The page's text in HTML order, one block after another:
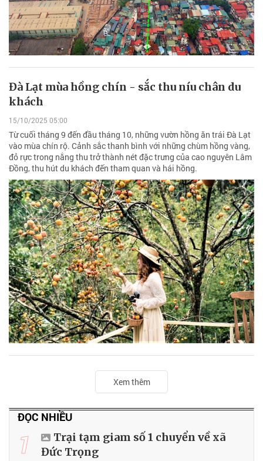
Đà Lạt mùa hồng chín - sắc thu níu chân du
khách
15/10/2025 05:00
Từ cuối tháng 9 đến đầu tháng 10, những vườn hồng ăn trái Đà Lạt
vào mùa chín rộ. Cảnh sắc thanh bình với những chùm hồng vàng,
đỏ rực trong nắng thu trở thành nét đặc trưng của cao nguyên Lâm
Đồng, thu hút du khách đến tham quan và hái hồng.
Xem thêm
ĐỌC NHIỀU
1
Trại tạm giam số 1 chuyển về xã
Đức Trọng